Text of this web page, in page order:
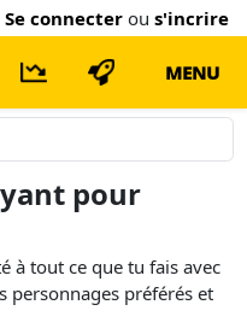
Se connecter ou s'incrire
MENU
pour
à tout ce que tu fais avec
personnages préférés et